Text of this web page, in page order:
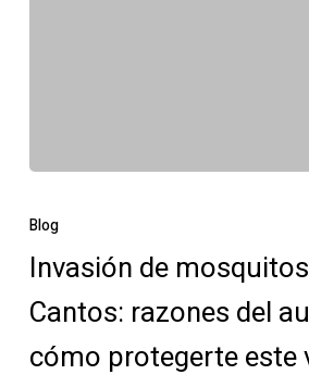
de
en
Tres
razones
Blog
Invasión de
Cantos: razones del
cómo protegerte este